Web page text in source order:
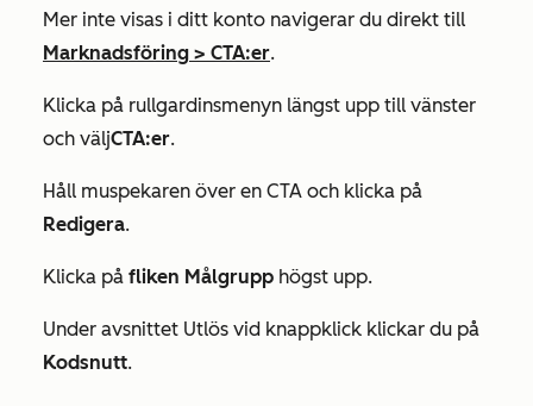
Mer inte visas i ditt konto navigerar du direkt till
Marknadsföring > CTA:er.
Klicka på rullgardinsmenyn längst upp till vänster
och väljCTA:er.
Håll muspekaren över en CTA och klicka på
Redigera.
Klicka på fliken Målgrupp högst upp.
Under avsnittet Utlös vid knappklick klickar du på
Kodsnutt.